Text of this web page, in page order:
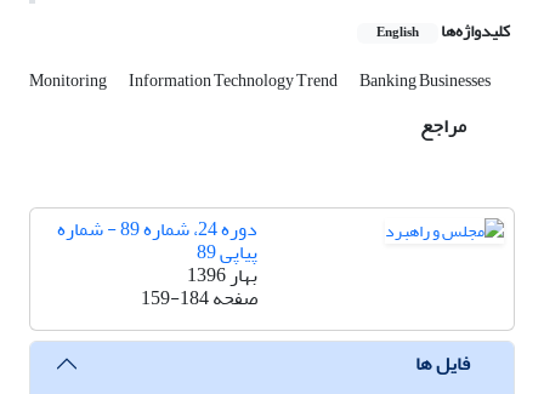
کلیدواژه‌ها English
Monitoring Information Technology Trend Banking Businesses
مراجع
دوره 24، شماره 89 - شماره
پیاپی 89
بهار 1396
صفحه159-184
فایل ها